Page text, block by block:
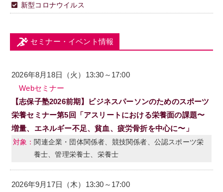
新型コロナウイルス
セミナー・イベント情報
2026年8月18日（火）13:30～17:00
Webセミナー
【志保子塾2026前期】ビジネスパーソンのためのスポーツ
栄養セミナー第5回「アスリートにおける栄養面の課題〜
増量、エネルギー不足、貧血、疲労骨折を中心に〜」
関連企業・団体関係者、競技関係者、公認スポーツ栄
養士、管理栄養士、栄養士
2026年9月17日（木）13:30～17:00